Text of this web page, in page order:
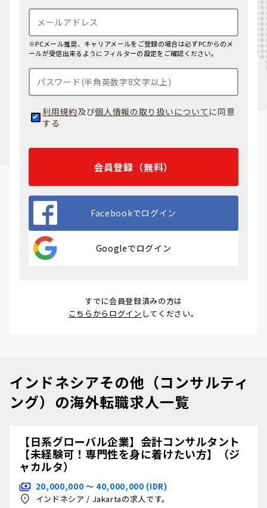
※PCメール推奨、キャリアメールをご登録の場合は必ずPCからのメ
ールが受信出来るようにフィルターの設定をご確認ください。
利用規約及び個人情報の取り扱いについて に同意
する
会員登録（無料）
Facebookでログイン
Googleでログイン
すでに会員登録済みの方は
こちらからログイン してください。
インドネシアその他（コンサルティ
ング）の海外転職求人一覧
【日系グローバル企業】会計コンサルタント
【未経験可！専門性を身に着けたい方】（ジ
ャカルタ）
20,000,000 〜 40,000,000 (IDR)
インドネシア / Jakartaの求人です。